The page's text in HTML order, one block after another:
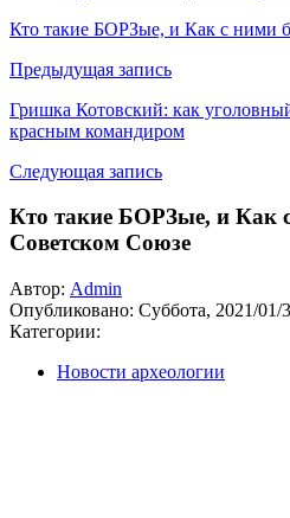
Кто такие БОРЗые, и Как с ними
Предыдущая запись
Гришка Котовский: как
красным командиром
Следующая запись
Кто такие БОРЗые, и Как
Советском Союзе
Автор: Admin
Опубликовано: Суббота, 2021/01/
Категории:
Новости археологии